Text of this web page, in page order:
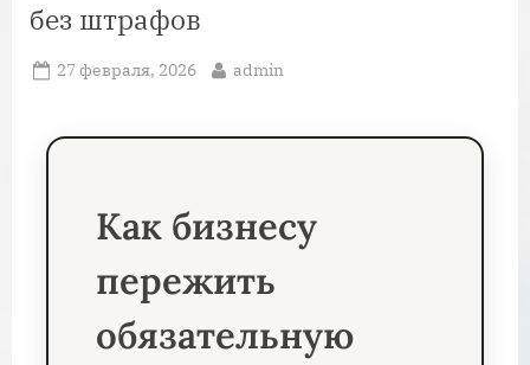
без штрафов
Posted
27 февраля, 2026 By
admin
Как бизнесу
пережить
обязательную